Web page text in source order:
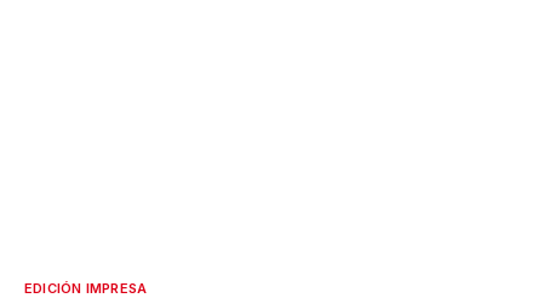
EDICIÓN IMPRESA